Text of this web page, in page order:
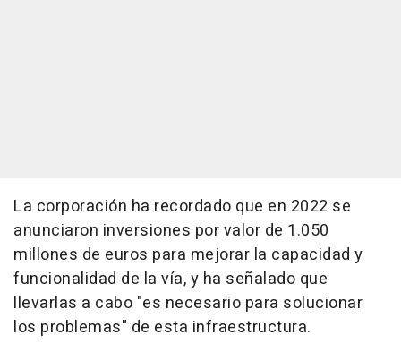
La corporación ha recordado que en 2022 se
anunciaron inversiones por valor de 1.050
millones de euros para mejorar la capacidad y
funcionalidad de la vía, y ha señalado que
llevarlas a cabo "es necesario para solucionar
los problemas" de esta infraestructura.